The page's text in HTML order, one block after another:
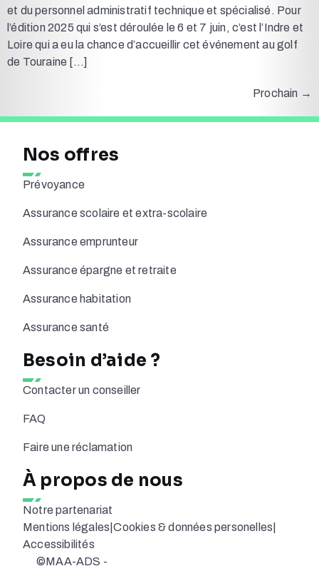
et du personnel administratif technique et spécialisé. Pour
l’édition 2025 qui s’est déroulée le 6 et 7 juin, c’est l’Indre et
Loire qui a eu la chance d’accueillir cet événement au golf
de Touraine […]
Prochain →
Nos offres
Prévoyance
Assurance scolaire et extra-scolaire
Assurance emprunteur
Assurance épargne et retraite
Assurance habitation
Assurance santé
Besoin d’aide ?
Contacter un conseiller
FAQ
Faire une réclamation
À propos de nous
Notre partenariat
Mentions légales |Cookies & données personelles
Accessibilités
©MAA-ADS -